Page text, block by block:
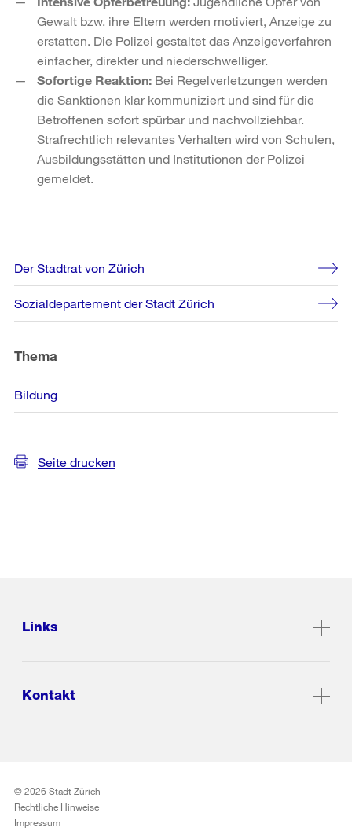
Gewalt bzw. ihre Eltern werden motiviert, Anzeige zu
erstatten. Die Polizei gestaltet das Anzeigeverfahren
einfacher, direkter und niederschwelliger.
Sofortige Reaktion: Bei Regelverletzungen werden
die Sanktionen klar kommuniziert und sind für die
Betroffenen sofort spürbar und nachvollziehbar.
Strafrechtlich relevantes Verhalten wird von Schulen,
Ausbildungsstätten und Institutionen der Polizei
gemeldet.
Weitere
Informationen
Der Stadtrat von Zürich
Sozialdepartement der Stadt Zürich
Thema
Bildung
Seite drucken
Links
Kontakt
© 2026 Stadt Zürich
Rechtliche Hinweise
Impressum